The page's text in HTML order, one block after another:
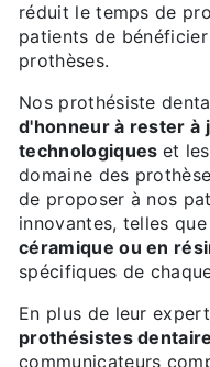
réduit le temps de
patients de
prothèses.
Nos prothésiste
d'honneur à rester à
technologiques et
domaine des
de proposer à nos
innovantes, telles
céramique ou en
spécifiques de
En plus de leur
prothésistes
communicateurs